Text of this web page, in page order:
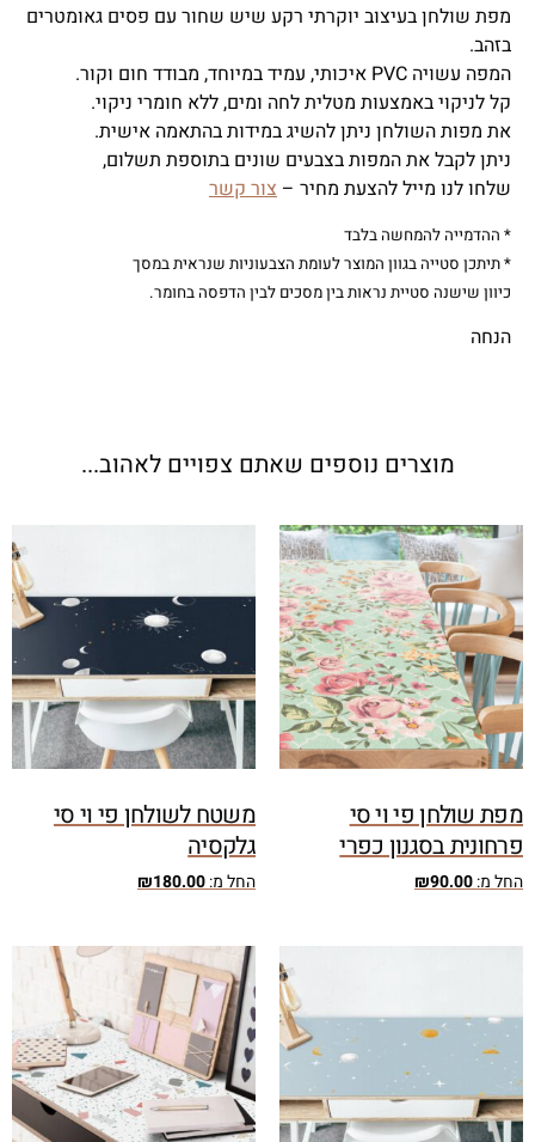
מפת שולחן בעיצוב יוקרתי רקע שיש שחור עם פסים גאומטרים
בזהב.
המפה עשויה PVC איכותי, עמיד במיוחד, מבודד חום וקור.
קל לניקוי באמצעות מטלית לחה ומים, ללא חומרי ניקוי.
את מפות השולחן ניתן להשיג במידות בהתאמה אישית.
ניתן לקבל את המפות בצבעים שונים בתוספת תשלום,
שלחו לנו מייל להצעת מחיר – צור קשר
* ההדמייה להמחשה בלבד
* תיתכן סטייה בגוון המוצר לעומת הצבעוניות שנראית במסך
כיוון שישנה סטיית נראות בין מסכים לבין הדפסה בחומר.
הנחה
מוצרים נוספים שאתם צפויים לאהוב...
מפת שולחן פי וי סי
פרחונית בסגנון כפרי
החל מ: ₪90.00
משטח לשולחן פי וי סי
גלקסיה
החל מ: ₪180.00